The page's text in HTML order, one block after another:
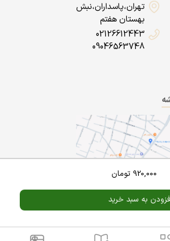
920,000 تومان
به سبد خرید
تهران،پاسداران،نبش
بهستان هفتم
02126612443
09046563748
A Pluss
Powered By